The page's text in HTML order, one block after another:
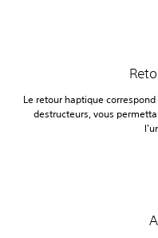
Le retour haptique
destructeurs, vous